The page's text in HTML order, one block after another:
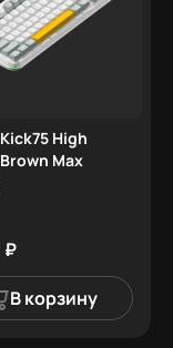
High
Max
₽
В корзину